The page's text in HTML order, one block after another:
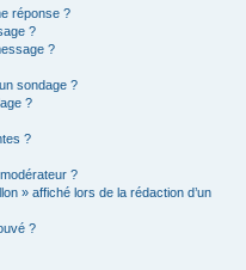
réponse ?
?
?
sondage ?
?
?
?
» affiché lors de la rédaction d’un
?